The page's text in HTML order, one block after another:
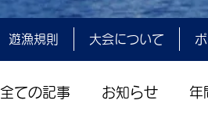
遊漁規則 大会について
全ての記事 お知らせ 年